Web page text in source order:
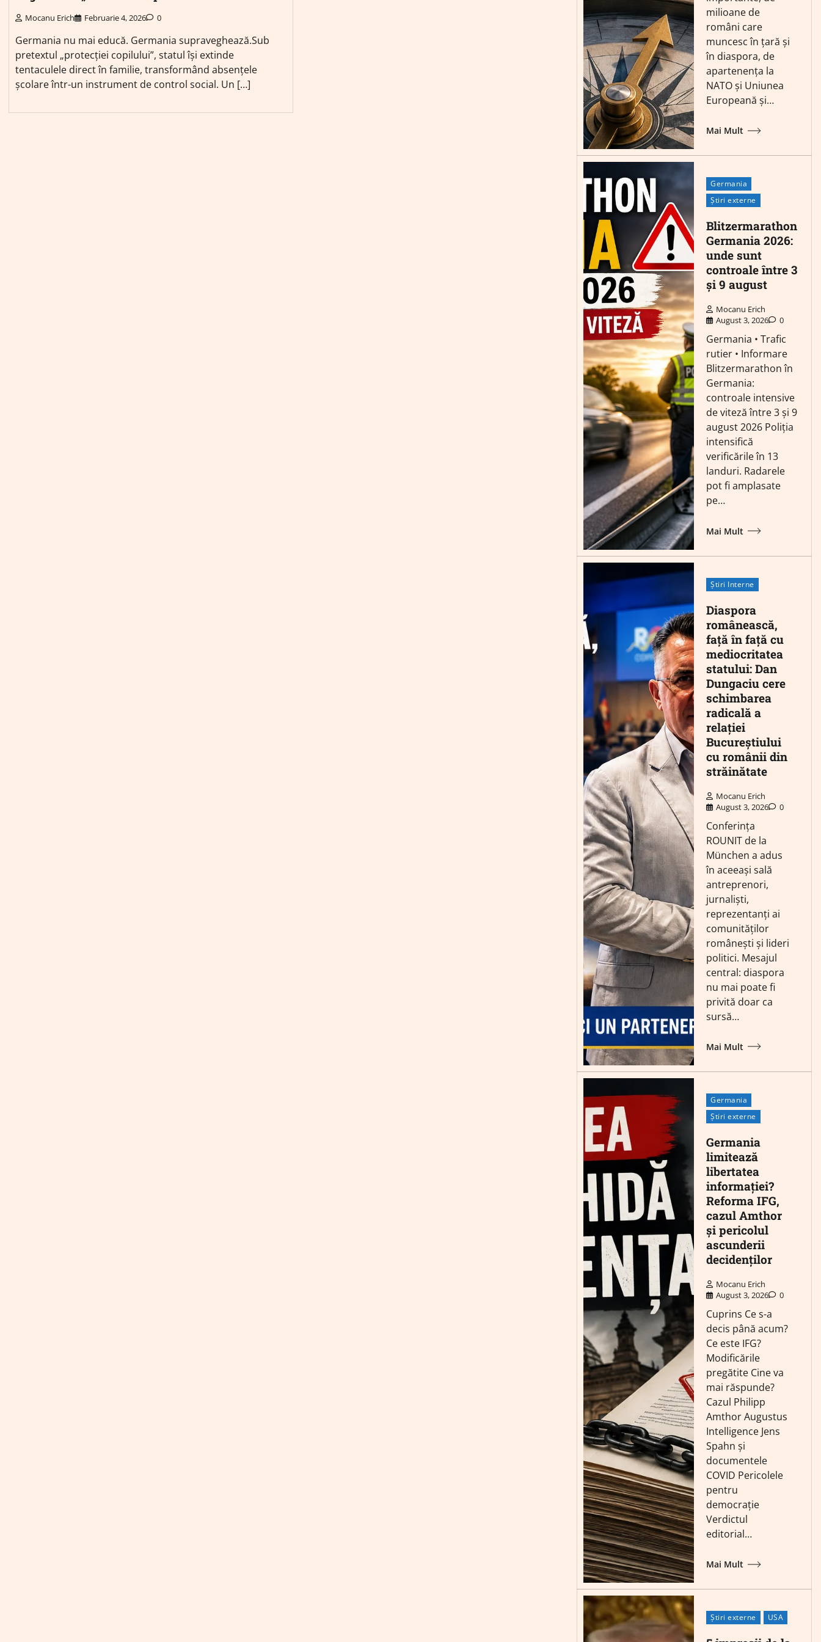
Mocanu Erich Februarie 4, 2026 0
Germania nu mai educă. Germania supraveghează.Sub
pretextul „protecției copilului”, statul își extinde
tentaculele direct în familie, transformând absențele
școlare într-un instrument de control social. Un […]
milioane de
români care
muncesc în țară și
în diaspora, de
apartenența la
NATO și Uniunea
Europeană și…
Mai Mult
Germania
Știri externe
Blitzermarathon
Germania 2026:
unde sunt
controale între 3
și 9 august
Mocanu Erich
August 3, 2026
0
Germania • Trafic
rutier • Informare
Blitzermarathon în
Germania:
controale intensive
de viteză între 3 și 9
august 2026 Poliția
intensifică
verificările în 13
landuri. Radarele
pot fi amplasate
pe…
Mai Mult
Știri Interne
Diaspora
românească,
față în față cu
mediocritatea
statului: Dan
Dungaciu cere
schimbarea
radicală a
relației
Bucureștiului
cu românii din
străinătate
Mocanu Erich
August 3, 2026
0
Conferința
ROUNIT de la
München a adus
în aceeași sală
antreprenori,
jurnaliști,
reprezentanți ai
comunităților
românești și lideri
politici. Mesajul
central: diaspora
nu mai poate fi
privită doar ca
sursă…
Mai Mult
Germania
Știri externe
Germania
limitează
libertatea
informației?
Reforma IFG,
cazul Amthor
și pericolul
ascunderii
decidenților
Mocanu Erich
August 3, 2026
0
Cuprins Ce s-a
decis până acum?
Ce este IFG?
Modificările
pregătite Cine va
mai răspunde?
Cazul Philipp
Amthor Augustus
Intelligence Jens
Spahn și
documentele
COVID Pericolele
pentru
democrație
Verdictul
editorial…
Mai Mult
Știri externe USA